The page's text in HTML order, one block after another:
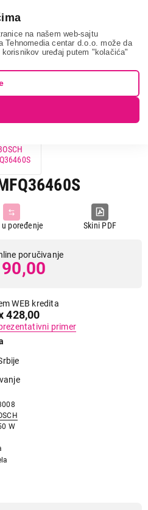
na našem web-sajtu
Tehnomedia centar d.o.o. može da
uređaj putem "kolačića"
Mikseri sa posudom
Bosch
Skini PDF
u poređenje
poručivanje
WEB kredita
428,00
primer
W